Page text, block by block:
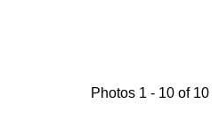
Photos 1 - 10 of 10